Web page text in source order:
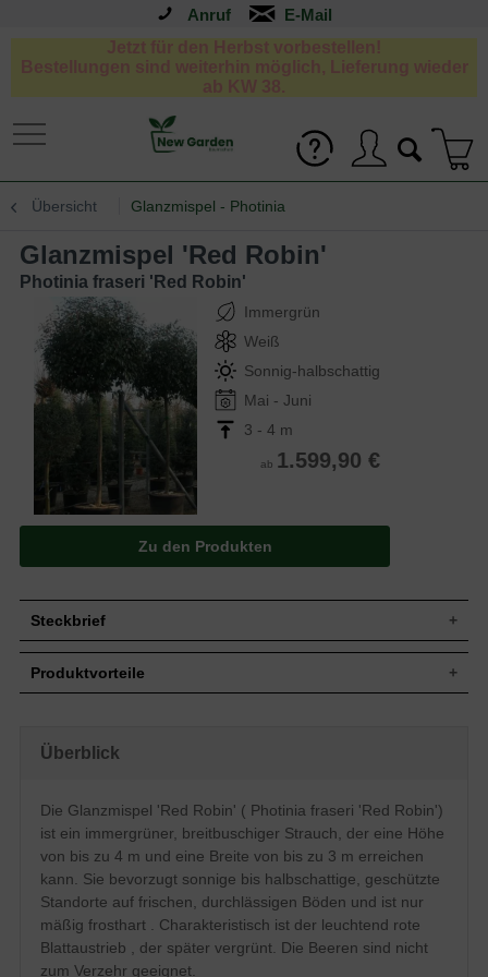
Anruf
Jetzt für den Herbst vorbestellen!
Bestellungen sind weiterhin möglich, Lieferung wieder
ab KW 38.
Übersicht Glanzmispel - Photinia
Glanzmispel 'Red Robin'
Photinia fraseri 'Red Robin'
Immergrün
Weiß
Sonnig-halbschattig
Mai - Juni
3 - 4 m
ab 1.599,90 €
Zu den Produkten
Steckbrief
Zuwachs
Wuchsform
Frucht
Rote kugelige Beeren, nicht zum Verzehr
geeignet
Blüte
Weiße Blüten in bis zu 12 cm breiten
Schirmrispen, zahlreich, Mai- Juni
Blütezeit
Mai - Juni
Boden
Frische, gut durchlässige, humose und
mäßig nährstoffreiche Untergründe,
Staunässe vermeiden
Produktvorteile
sehr ansprechender
relativ anspruchslos
verträgt keine extreme Trockenheit
verträgt keine Staunässe
bevorzugt geschützten Stand
mäßig frosthart
Überblick
Die Glanzmispel 'Red Robin' ( Photinia fraseri 'Red Robin')
ist ein immergrüner, breitbuschiger Strauch, der eine Höhe
von bis zu 4 m und eine Breite von bis zu 3 m erreichen
kann. Sie bevorzugt sonnige bis halbschattige, geschützte
Standorte auf frischen, durchlässigen Böden und ist nur
mäßig frosthart . Charakteristisch ist der leuchtend rote
Blattaustrieb , der später vergrünt. Die Beeren sind nicht
zum Verzehr geeignet.